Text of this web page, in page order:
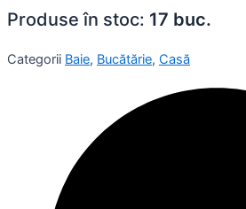
Produse în stoc: 17 buc.
Categorii Baie, Bucătărie, Casă